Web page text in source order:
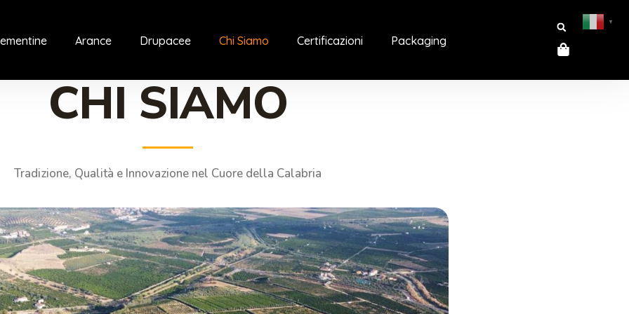
Arance Drupacee Chi Siamo Certificazioni Packaging
CHI SIAMO
Tradizione, Qualità e Innovazione nel Cuore della Calabria
▼